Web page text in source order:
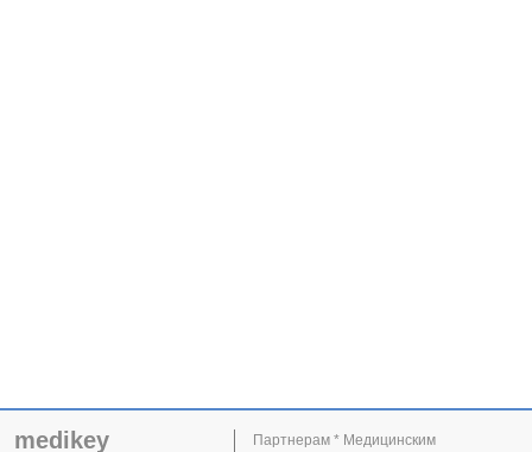
medikey
Партнерам * Медицинским